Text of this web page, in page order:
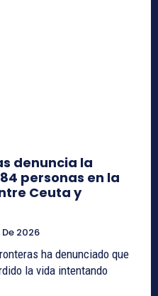
denuncia la
personas en la
Ceuta y
2026
ha denunciado que
la vida intentando